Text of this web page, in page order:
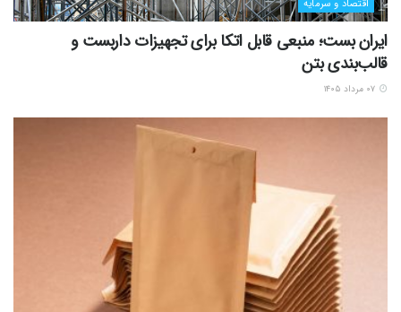
اقتصاد و سرمایه
ایران بست؛ منبعی قابل اتکا برای تجهیزات داربست و
قالب‌بندی بتن